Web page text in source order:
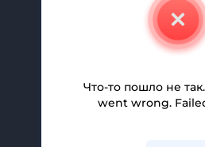
Свяжитесь С Нами
Партнерская
Что-то пошло не
went wrong.